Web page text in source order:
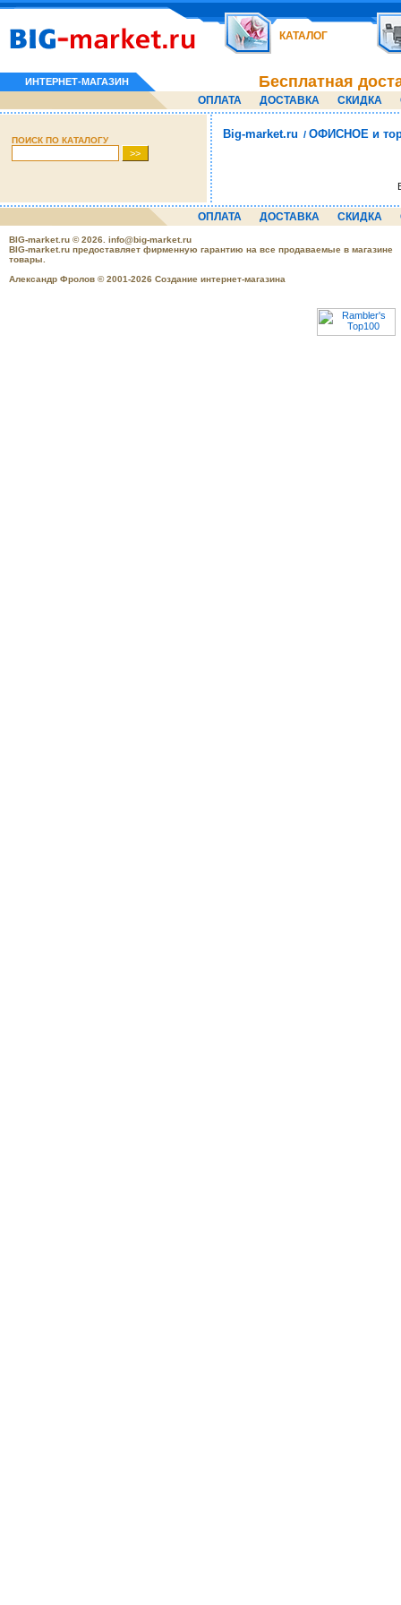
КАТАЛОГ
ИНТЕРНЕТ-МАГАЗИН Бесплатная
ОПЛАТА ДОСТАВКА СКИДКА
ПОИСК ПО КАТАЛОГУ Big-market.ru / ОФИСНОЕ и
ОПЛАТА ДОСТАВКА СКИДКА
BIG-market.ru © 2026. info@big-market.ru
BIG-market.ru предоставляет фирменную гарантию на все продаваемые в магазине
товары.
Александр Фролов © 2001-2026 Создание интернет-магазина